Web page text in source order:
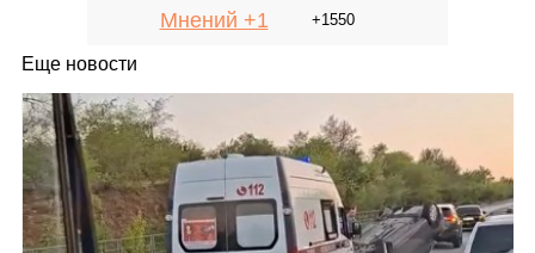
Мнений +1 +1550
Еще новости